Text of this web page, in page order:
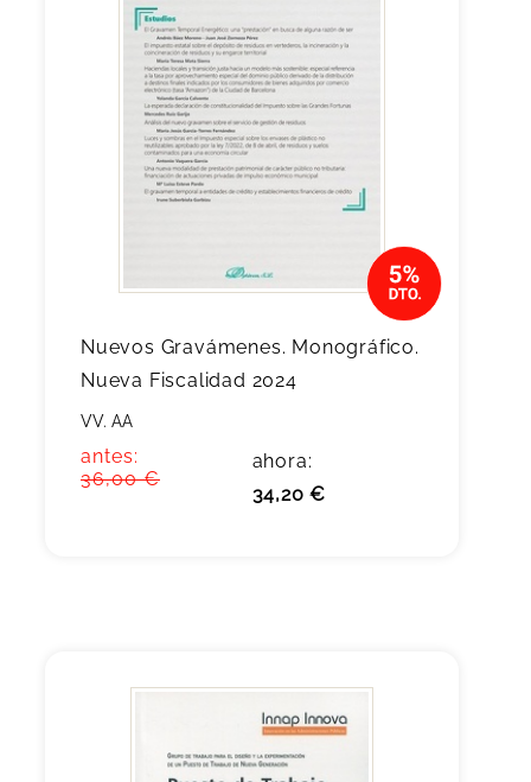
Nuevos Gravámenes. Monográfico.
Nueva Fiscalidad 2024
VV. AA
antes:
36,00 €
ahora:
34,20 €